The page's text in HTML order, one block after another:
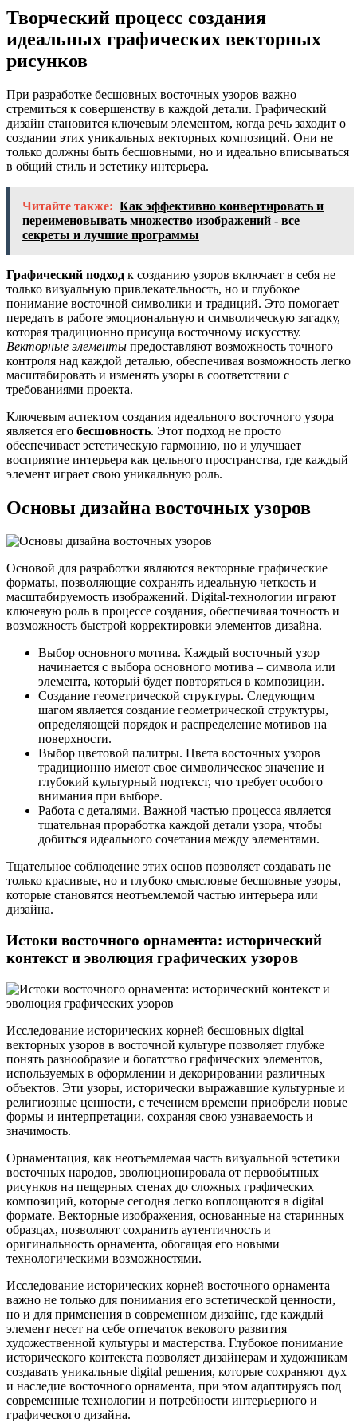
Творческий процесс создания
идеальных графических векторных
рисунков
При разработке бесшовных восточных узоров важно
стремиться к совершенству в каждой детали. Графический
дизайн становится ключевым элементом, когда речь заходит о
создании этих уникальных векторных композиций. Они не
только должны быть бесшовными, но и идеально вписываться
в общий стиль и эстетику интерьера.
Читайте также: Как эффективно конвертировать и
переименовывать множество изображений - все
секреты и лучшие программы
Графический подход к созданию узоров включает в себя не
только визуальную привлекательность, но и глубокое
понимание восточной символики и традиций. Это помогает
передать в работе эмоциональную и символическую загадку,
которая традиционно присуща восточному искусству.
Векторные элементы предоставляют возможность точного
контроля над каждой деталью, обеспечивая возможность легко
масштабировать и изменять узоры в соответствии с
требованиями проекта.
Ключевым аспектом создания идеального восточного узора
является его бесшовность. Этот подход не просто
обеспечивает эстетическую гармонию, но и улучшает
восприятие интерьера как цельного пространства, где каждый
элемент играет свою уникальную роль.
Основы дизайна восточных узоров
Основой для разработки являются векторные графические
форматы, позволяющие сохранять идеальную четкость и
масштабируемость изображений. Digital-технологии играют
ключевую роль в процессе создания, обеспечивая точность и
возможность быстрой корректировки элементов дизайна.
Выбор основного мотива. Каждый восточный узор
начинается с выбора основного мотива – символа или
элемента, который будет повторяться в композиции.
Создание геометрической структуры. Следующим
шагом является создание геометрической структуры,
определяющей порядок и распределение мотивов на
поверхности.
Выбор цветовой палитры. Цвета восточных узоров
традиционно имеют свое символическое значение и
глубокий культурный подтекст, что требует особого
внимания при выборе.
Работа с деталями. Важной частью процесса является
тщательная проработка каждой детали узора, чтобы
добиться идеального сочетания между элементами.
Тщательное соблюдение этих основ позволяет создавать не
только красивые, но и глубоко смысловые бесшовные узоры,
которые становятся неотъемлемой частью интерьера или
дизайна.
Истоки восточного орнамента: исторический
контекст и эволюция графических узоров
Исследование исторических корней бесшовных digital
векторных узоров в восточной культуре позволяет глубже
понять разнообразие и богатство графических элементов,
используемых в оформлении и декорировании различных
объектов. Эти узоры, исторически выражавшие культурные и
религиозные ценности, с течением времени приобрели новые
формы и интерпретации, сохраняя свою узнаваемость и
значимость.
Орнаментация, как неотъемлемая часть визуальной эстетики
восточных народов, эволюционировала от первобытных
рисунков на пещерных стенах до сложных графических
композиций, которые сегодня легко воплощаются в digital
формате. Векторные изображения, основанные на старинных
образцах, позволяют сохранить аутентичность и
оригинальность орнамента, обогащая его новыми
технологическими возможностями.
Исследование исторических корней восточного орнамента
важно не только для понимания его эстетической ценности,
но и для применения в современном дизайне, где каждый
элемент несет на себе отпечаток векового развития
художественной культуры и мастерства. Глубокое понимание
исторического контекста позволяет дизайнерам и художникам
создавать уникальные digital решения, которые сохраняют дух
и наследие восточного орнамента, при этом адаптируясь под
современные технологии и потребности интерьерного и
графического дизайна.